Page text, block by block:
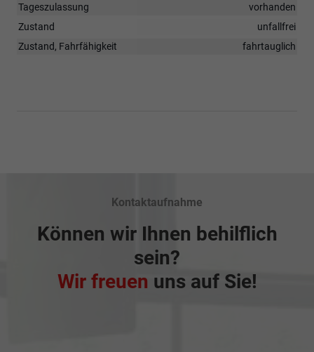
Tageszulassung
vorhanden
Zustand
unfallfrei
Zustand, Fahrfähigkeit
fahrtauglich
Kontaktaufnahme
Können wir Ihnen behilflich
sein?
Wir freuen uns auf Sie!